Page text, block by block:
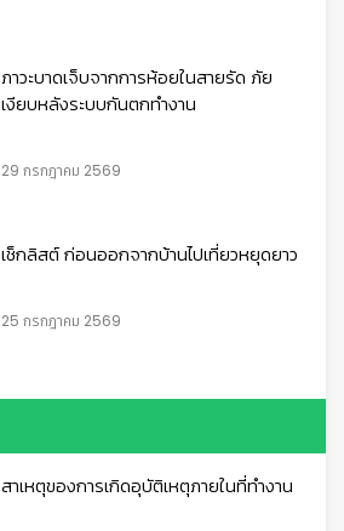
ภาวะบาดเจ็บจากการห้อยในสายรัด ภัย
เงียบหลังระบบกันตกทำงาน
29 กรกฎาคม 2569
เช็กลิสต์ ก่อนออกจากบ้านไปเที่ยวหยุดยาว
25 กรกฎาคม 2569
สาเหตุของการเกิดอุบัติเหตุภายในที่ทำงาน